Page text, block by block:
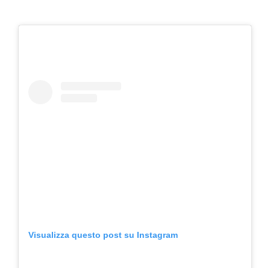
Visualizza questo post su Instagram